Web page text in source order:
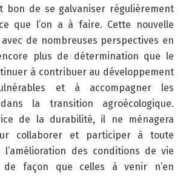
bon de se galvaniser régulièrement
que l’on a à faire. Cette nouvelle
avec de nombreuses perspectives en
plus de détermination que le
à contribuer au développement
et à accompagner les
dans la transition agroécologique.
de la durabilité, il ne ménagera
collaborer et participer à toute
des conditions de vie
de façon que celles à venir n’en